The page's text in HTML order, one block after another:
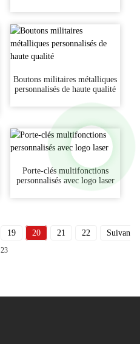
Boutons militaires métalliques
personnalisés de haute qualité
Porte-clés multifonctions
personnalisés avec logo laser
19 20 21 22 Suivant
23